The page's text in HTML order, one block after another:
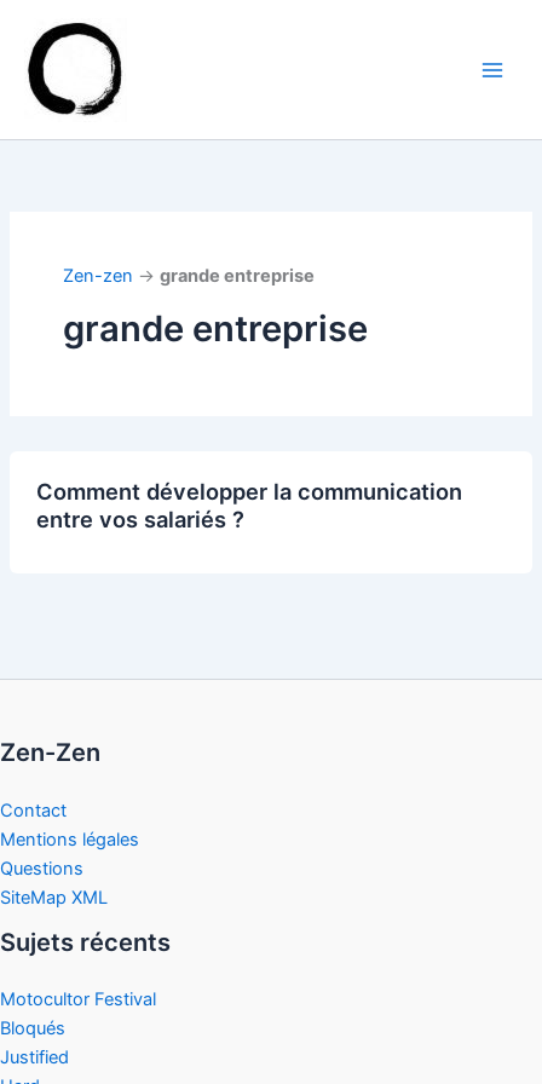
contenu
Zen-zen → grande entreprise
grande entreprise
Comment développer la communication
entre vos salariés ?
Zen-Zen
Contact
Mentions légales
Questions
SiteMap XML
Sujets récents
Motocultor Festival
Bloqués
Justified